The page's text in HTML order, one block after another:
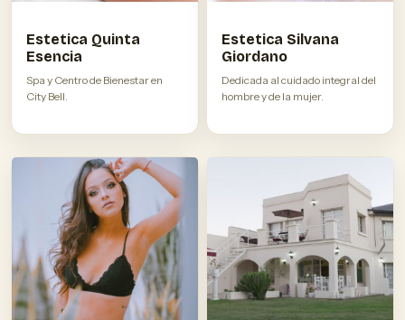
Estetica Quinta
Esencia
Spa y Centro de Bienestar en
City Bell.
Estetica Silvana
Giordano
Dedicada al cuidado integral del
hombre y de la mujer.